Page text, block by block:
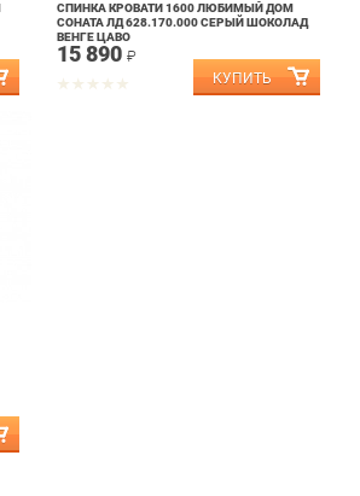
СПИНКА КРОВАТИ 1600 ЛЮБИМЫЙ ДОМ
СОНАТА ЛД 628.170.000 СЕРЫЙ ШОКОЛАД
ВЕНГЕ ЦАВО
15 890 ₽